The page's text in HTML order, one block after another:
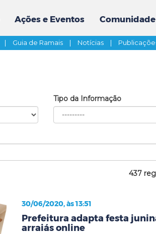
Ações e Eventos
| Guia de Ramais | Notícias |
Tipo da Informação
437
30/06/2020, às 13:51
Prefeitura adapta festa
arraiás online